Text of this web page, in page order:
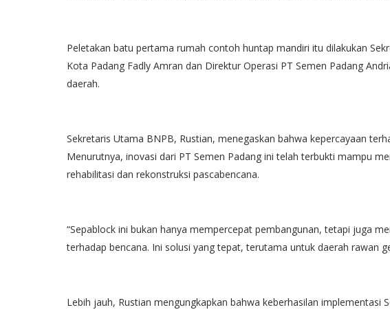
Peletakan batu pertama rumah contoh huntap mandiri itu dilakukan
Kota Padang Fadly Amran dan Direktur Operasi PT Semen Padang
daerah.
Sekretaris Utama BNPB, Rustian, menegaskan bahwa kepercayaan
Menurutnya, inovasi dari PT Semen Padang ini telah terbukti mampu
rehabilitasi dan rekonstruksi pascabencana.
“Sepablock ini bukan hanya mempercepat pembangunan, tetapi juga
terhadap bencana. Ini solusi yang tepat, terutama untuk daerah rawan
Lebih jauh, Rustian mengungkapkan bahwa keberhasilan implementasi